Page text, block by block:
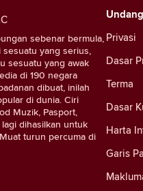
sebenar bermula,
sesuatu yang serius,
sesuatu yang awak
di 190 negara
dibuat, inilah
di dunia. Ciri
Muzik, Pasport,
dihasilkan untuk
turun percuma di
Privasi
Dasar
Terma
Dasar
Harta
Garis